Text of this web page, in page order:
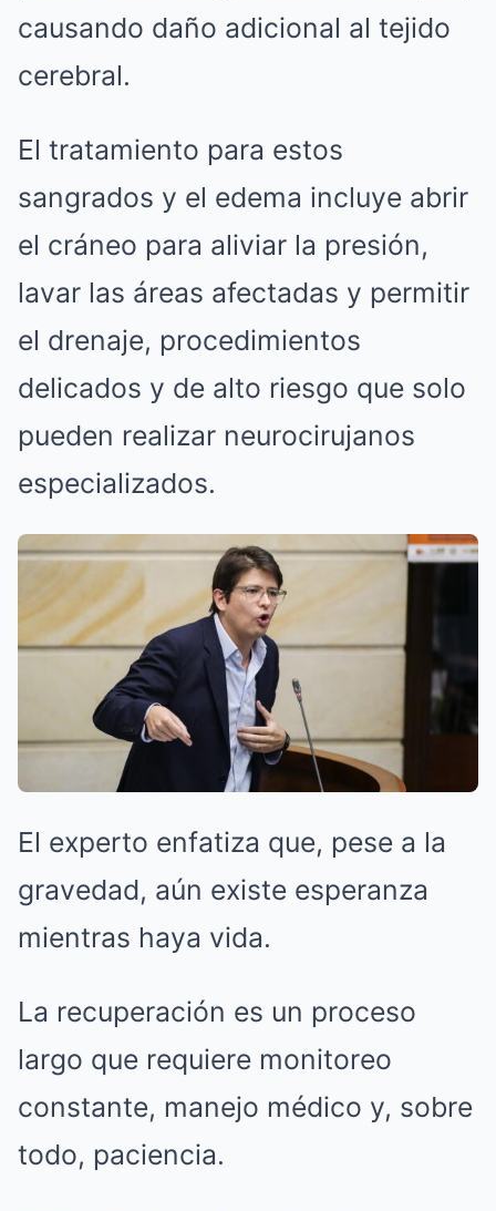
causando daño adicional al tejido
cerebral.
El tratamiento para estos
sangrados y el edema incluye abrir
el cráneo para aliviar la presión,
lavar las áreas afectadas y permitir
el drenaje, procedimientos
delicados y de alto riesgo que solo
pueden realizar neurocirujanos
especializados.
El experto enfatiza que, pese a la
gravedad, aún existe esperanza
mientras haya vida.
La recuperación es un proceso
largo que requiere monitoreo
constante, manejo médico y, sobre
todo, paciencia.